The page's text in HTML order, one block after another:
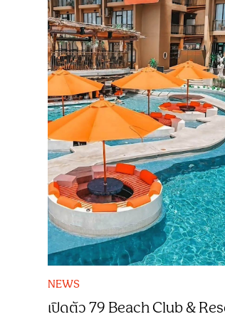
NEWS
เปิดตัว 79 Beach Club &